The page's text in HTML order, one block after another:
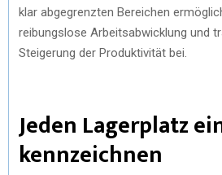
klar abgegrenzten Bereichen
reibungslose Arbeitsabwicklung und
Steigerung der Produktivität bei.
Jeden Lagerplatz
kennzeichnen